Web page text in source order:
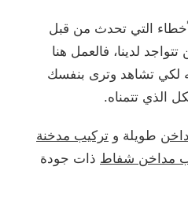
التي تحدث من قبل
لدينا، فالعمل هنا
لكي تشاهد وترى بنفسك
الذي تتمناه.
طويلة و تركيب مدخنة
مداخن شفاط ذات جودة